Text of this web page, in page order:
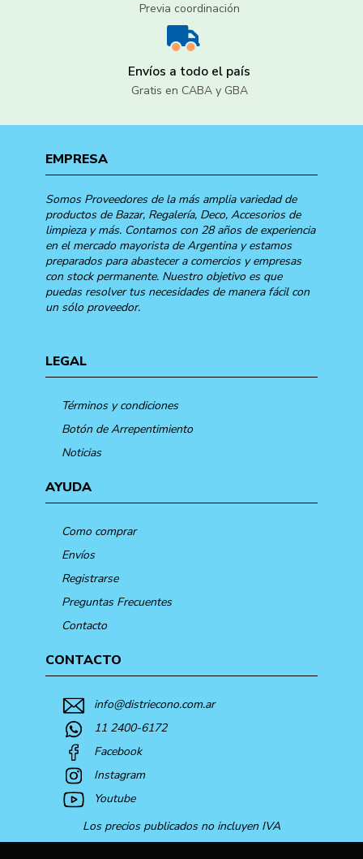
Previa coordinación
Envíos a todo el país
Gratis en CABA y GBA
EMPRESA
Somos Proveedores de la más amplia variedad de
productos de Bazar, Regalería, Deco, Accesorios de
limpieza y más. Contamos con 28 años de experiencia
en el mercado mayorista de Argentina y estamos
preparados para abastecer a comercios y empresas
con stock permanente. Nuestro objetivo es que
puedas resolver tus necesidades de manera fácil con
un sólo proveedor.
LEGAL
Términos y condiciones
Botón de Arrepentimiento
Noticias
AYUDA
Como comprar
Envíos
Registrarse
Preguntas Frecuentes
Contacto
CONTACTO
info@distriecono.com.ar
11 2400-6172
Facebook
Instagram
Youtube
Los precios publicados no incluyen IVA